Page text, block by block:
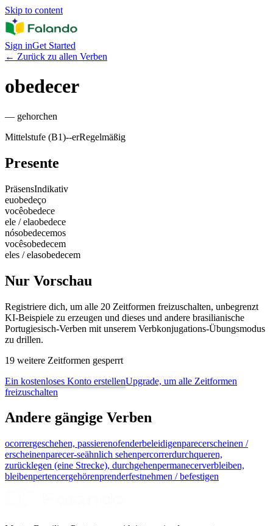
Skip to content
Sign inGet Started
← Zurück zu allen Verben
obedecer
— gehorchen
Mittelstufe (B1)--erRegelmäßig
Presente
PräsensIndikativ
euobedeço
vocêobedece
ele / elaobedece
nósobedecemos
vocêsobedecem
eles / elasobedecem
Nur Vorschau
Registriere dich, um alle 20 Zeitformen freizuschalten, unbegrenzt
KI-Beispiele zu erzeugen und dieses und andere brasilianische
Portugiesisch-Verben mit unserem Verbkonjugations-Übungsmodus
zu drillen.
19 weitere Zeitformen gesperrt
Ein kostenloses Konto erstellenUpgrade, um alle Zeitformen
freizuschalten
Andere gängige Verben
ocorrergeschehen, passierenofenderbeleidigenparecerscheinen /
erscheinenparecer-seähnlich sehenpercorrerdurchqueren,
zurücklegen (eine Strecke), durchgehenpermanecerverbleiben,
bleibenpertencergehörenprenderfestnehmen / befestigen